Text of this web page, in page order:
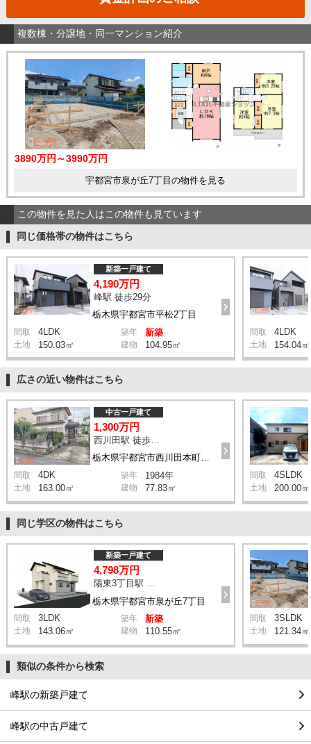
複数棟・分譲地・同一マンション紹介
3890万円～3990万円
宇都宮市泉が丘7丁目の物件を見る
この物件を見た人はこの物件も見ています
同じ価格帯の物件はこちら
栃木県宇都宮市平松2丁目
新築一戸建て
4,190万円
峰駅 徒歩29分
間取 4LDK 築年 新築
土地 150.03㎡ 建物 104.95㎡
間取 4LDK
土地 154.04㎡
広さの近い物件はこちら
栃木県宇都宮市西川田本町1丁目
中古一戸建て
1,300万円
西川田駅 徒歩8分
間取 4DK 築年 1984年
土地 163.00㎡ 建物 77.83㎡
間取 4SLDK
土地 200.00㎡
同じ学区の物件はこちら
栃木県宇都宮市泉が丘7丁目
新築一戸建て
4,798万円
陽東3丁目駅 徒歩17分
間取 3LDK 築年 新築
土地 143.06㎡ 建物 110.55㎡
間取 3SLDK
土地 121.34㎡
類似の条件から検索
峰駅の新築戸建て
峰駅の中古戸建て